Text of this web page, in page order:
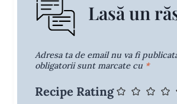
Lasă un
Adresa ta de email nu va fi
obligatorii sunt marcate cu *
Recipe Rating